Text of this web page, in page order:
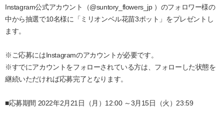
Instagram公式アカウント（@suntory_flowers_jp ）のフォロワー様の
中から抽選で10名様に「ミリオンベル花苗3ポット」をプレゼントし
ます。
※ご応募にはInstagramのアカウントが必要です。
※すでにアカウントをフォローされている方は、フォローした状態を
継続いただければ応募完了となります。
■応募期間 2022年2月21日（月）12:00 ～3月15日（火）23:59